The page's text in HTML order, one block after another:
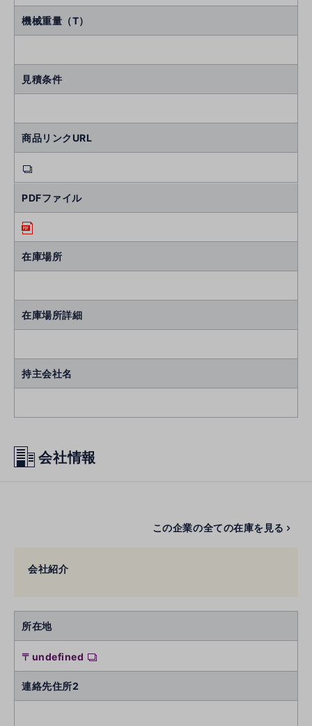
機械重量（T）
見積条件
商品リンクURL
PDFファイル
在庫場所
在庫場所詳細
持主会社名
会社情報
この企業の全ての在庫を見る
会社紹介
所在地
〒undefined
連絡先住所2